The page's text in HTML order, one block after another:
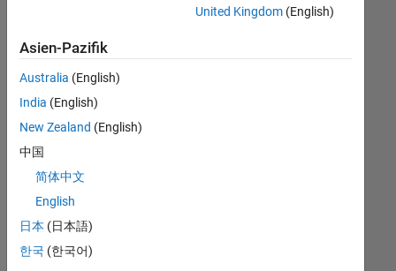
noch
keine
offenen
Stellen
können,
die
Ihren
entsprechen,
werden
United Kingdom(English)
Asien-Pazifik
Australia (English)
India (English)
New Zealand (English)
中国
简体中文
English
日本 (日本語)
한국 (한국어)